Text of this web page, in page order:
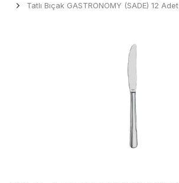
Tatlı Bıçak GASTRONOMY (SADE) 12 Adet